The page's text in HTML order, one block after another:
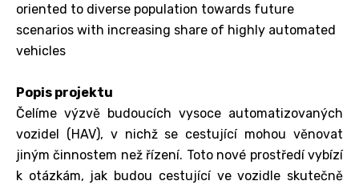
oriented to diverse population towards future
scenarios with increasing share of highly automated
vehicles
Popis projektu
Čelíme výzvě budoucích vysoce automatizovaných
vozidel (HAV), v nichž se cestující mohou věnovat
jiným činnostem než řízení. Toto nové prostředí vybízí
k otázkám, jak budou cestující ve vozidle skutečně